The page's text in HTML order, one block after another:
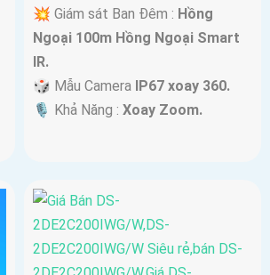
💥 Giám sát Ban Đêm : Hồng
Ngoại 100m Hồng Ngoại Smart
IR.
🎲 Mẫu Camera IP67 xoay 360.
️🎙 Khả Năng :Xoay Zoom.